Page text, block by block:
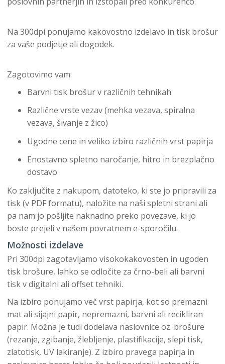
Na 300dpi ponujamo kakovostno izdelavo in tisk brošur
za vaše podjetje ali dogodek.
Zagotovimo vam:
Barvni tisk brošur v različnih tehnikah
Različne vrste vezav (mehka vezava, spiralna
vezava, šivanje z žico)
Ugodne cene in veliko izbiro različnih vrst papirja
Enostavno spletno naročanje, hitro in brezplačno
dostavo
Ko zaključite z nakupom, datoteko, ki ste jo pripravili za
tisk (v PDF formatu), naložite na naši spletni strani ali
pa nam jo pošljite naknadno preko povezave, ki jo
boste prejeli v našem povratnem e-sporočilu.
Možnosti izdelave
Pri 300dpi zagotavljamo visokokakovosten in ugoden
tisk brošure, lahko se odločite za črno-beli ali barvni
tisk v digitalni ali offset tehniki.
Na izbiro ponujamo več vrst papirja, kot so premazni
mat ali sijajni papir, nepremazni, barvni ali recikliran
papir. Možna je tudi dodelava naslovnice oz. brošure
(rezanje, zgibanje, žlebljenje, plastifikacije, slepi tisk,
zlatotisk, UV lakiranje). Z izbiro pravega papirja in